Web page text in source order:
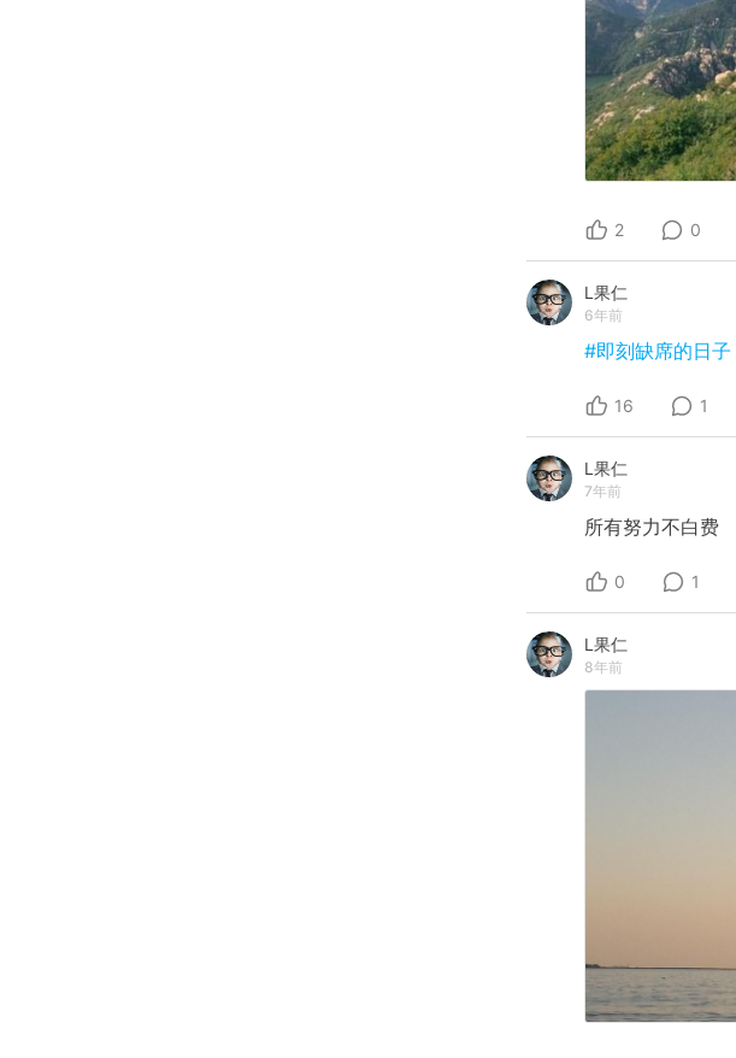
2 0
L果仁
6年前
#即刻缺席的日子
16 1
L果仁
7年前
所有努力不白费
0 1
L果仁
8年前